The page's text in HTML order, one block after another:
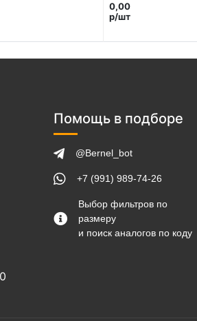
0,00
р/шт
Помощь в подборе
@Bernel_bot
+7 (991) 989-74-26
Выбор фильтров по
размеру
и поиск аналогов по коду